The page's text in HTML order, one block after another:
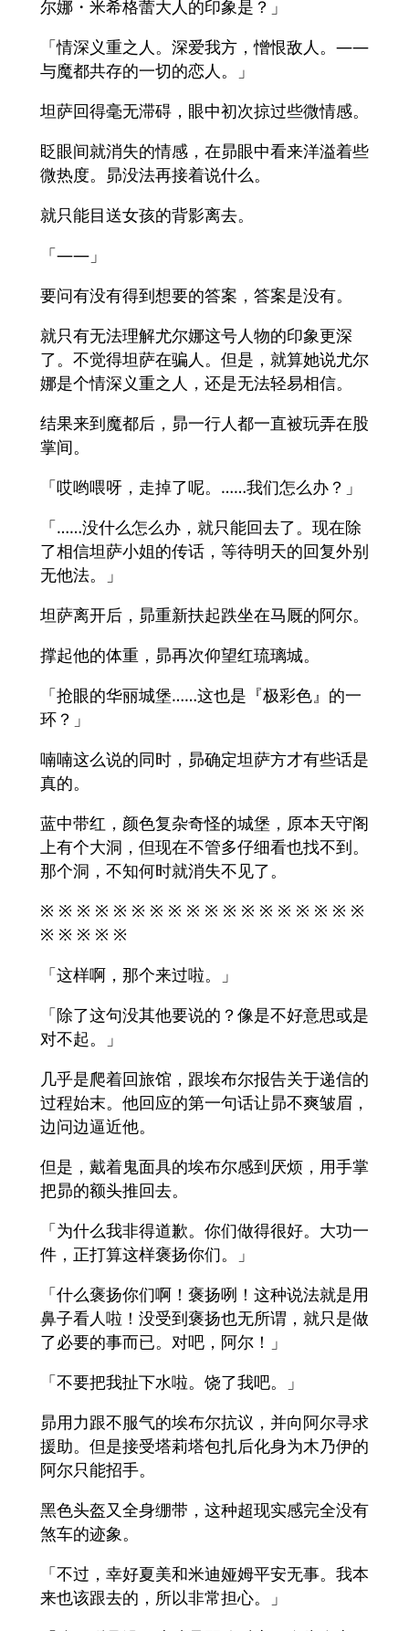
尔娜・米希格蕾大人的印象是？」
「情深义重之人。深爱我方，憎恨敌人。——
与魔都共存的一切的恋人。」
坦萨回得毫无滞碍，眼中初次掠过些微情感。
眨眼间就消失的情感，在昴眼中看来洋溢着些
微热度。昴没法再接着说什么。
就只能目送女孩的背影离去。
「——」
要问有没有得到想要的答案，答案是没有。
就只有无法理解尤尔娜这号人物的印象更深
了。不觉得坦萨在骗人。但是，就算她说尤尔
娜是个情深义重之人，还是无法轻易相信。
结果来到魔都后，昴一行人都一直被玩弄在股
掌间。
「哎哟喂呀，走掉了呢。……我们怎么办？」
「……没什么怎么办，就只能回去了。现在除
了相信坦萨小姐的传话，等待明天的回复外别
无他法。」
坦萨离开后，昴重新扶起跌坐在马厩的阿尔。
撑起他的体重，昴再次仰望红琉璃城。
「抢眼的华丽城堡……这也是『极彩色』的一
环？」
喃喃这么说的同时，昴确定坦萨方才有些话是
真的。
蓝中带红，颜色复杂奇怪的城堡，原本天守阁
上有个大洞，但现在不管多仔细看也找不到。
那个洞，不知何时就消失不见了。
※ ※ ※ ※ ※ ※ ※ ※ ※ ※ ※ ※ ※ ※ ※ ※ ※ ※
※ ※ ※ ※ ※
「这样啊，那个来过啦。」
「除了这句没其他要说的？像是不好意思或是
对不起。」
几乎是爬着回旅馆，跟埃布尔报告关于递信的
过程始末。他回应的第一句话让昴不爽皱眉，
边问边逼近他。
但是，戴着鬼面具的埃布尔感到厌烦，用手掌
把昴的额头推回去。
「为什么我非得道歉。你们做得很好。大功一
件，正打算这样褒扬你们。」
「什么褒扬你们啊！褒扬咧！这种说法就是用
鼻子看人啦！没受到褒扬也无所谓，就只是做
了必要的事而已。对吧，阿尔！」
「不要把我扯下水啦。饶了我吧。」
昴用力跟不服气的埃布尔抗议，并向阿尔寻求
援助。但是接受塔莉塔包扎后化身为木乃伊的
阿尔只能招手。
黑色头盔又全身绷带，这种超现实感完全没有
煞车的迹象。
「不过，幸好夏美和米迪娅姆平安无事。我本
来也该跟去的，所以非常担心。」